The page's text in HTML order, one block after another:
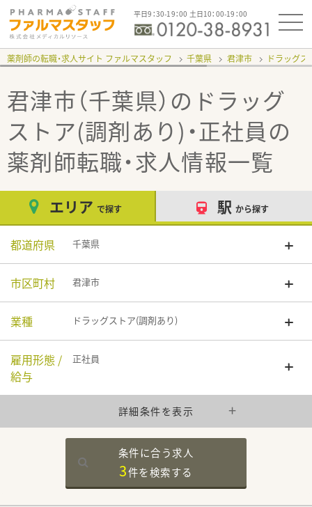
平日9：30-19：00 土日10：00-19：00
薬剤師の転職・求人サイト ファルマスタッフ 千葉県 君津市 ドラッグ
君津市（千葉県）のドラッグ
ストア(調剤あり)・正社員の
薬剤師転職・求人情報一覧
エリア で探す 駅 から探す
都道府県 千葉県
市区町村 君津市
業種 ドラッグストア(調剤あり)
雇用形態 /
給与
正社員
詳細条件を表示
条件に合う求人
3件を検索する